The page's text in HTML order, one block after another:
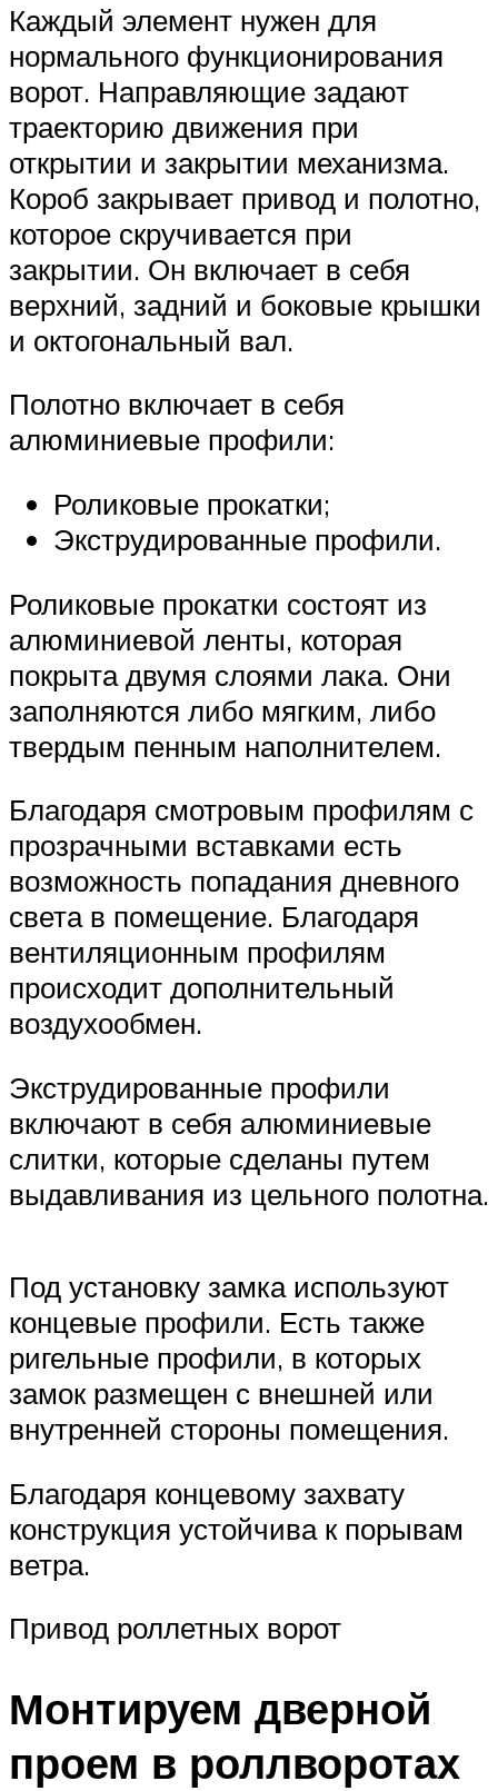
Каждый элемент нужен для
нормального функционирования
ворот. Направляющие задают
траекторию движения при
открытии и закрытии механизма.
Короб закрывает привод и полотно,
которое скручивается при
закрытии. Он включает в себя
верхний, задний и боковые крышки
и октогональный вал.
Полотно включает в себя
алюминиевые профили:
Роликовые прокатки;
Экструдированные профили.
Роликовые прокатки состоят из
алюминиевой ленты, которая
покрыта двумя слоями лака. Они
заполняются либо мягким, либо
твердым пенным наполнителем.
Благодаря смотровым профилям с
прозрачными вставками есть
возможность попадания дневного
света в помещение. Благодаря
вентиляционным профилям
происходит дополнительный
воздухообмен.
Экструдированные профили
включают в себя алюминиевые
слитки, которые сделаны путем
выдавливания из цельного полотна.
Под установку замка используют
концевые профили. Есть также
ригельные профили, в которых
замок размещен с внешней или
внутренней стороны помещения.
Благодаря концевому захвату
конструкция устойчива к порывам
ветра.
Привод роллетных ворот
Монтируем дверной
проем в роллворотах